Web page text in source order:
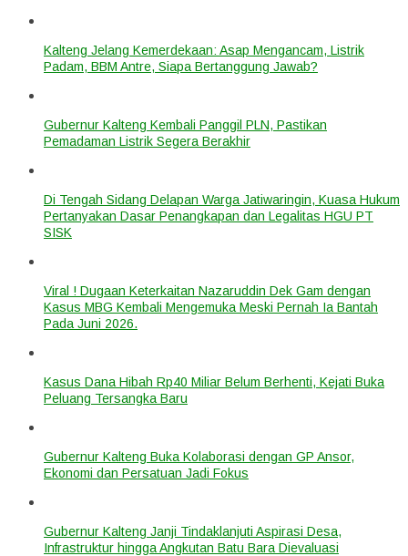
Kalteng Jelang Kemerdekaan: Asap Mengancam, Listrik
Padam, BBM Antre, Siapa Bertanggung Jawab?
Gubernur Kalteng Kembali Panggil PLN, Pastikan
Pemadaman Listrik Segera Berakhir
Di Tengah Sidang Delapan Warga Jatiwaringin, Kuasa Hukum
Pertanyakan Dasar Penangkapan dan Legalitas HGU PT
SISK
Viral ! Dugaan Keterkaitan Nazaruddin Dek Gam dengan
Kasus MBG Kembali Mengemuka Meski Pernah Ia Bantah
Pada Juni 2026.
Kasus Dana Hibah Rp40 Miliar Belum Berhenti, Kejati Buka
Peluang Tersangka Baru
Gubernur Kalteng Buka Kolaborasi dengan GP Ansor,
Ekonomi dan Persatuan Jadi Fokus
Gubernur Kalteng Janji Tindaklanjuti Aspirasi Desa,
Infrastruktur hingga Angkutan Batu Bara Dievaluasi